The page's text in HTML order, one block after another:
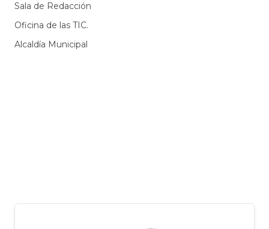
Sala de Redacción
Oficina de las TIC.
Alcaldía Municipal​​